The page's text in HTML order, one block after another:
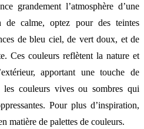
grandement l’atmosphère d’une
de calme, optez pour des teintes
de bleu ciel, de vert doux, et de
Ces couleurs reflètent la nature et
apportant une touche de
couleurs vives ou sombres qui
Pour plus d’inspiration,
matière de palettes de couleurs.